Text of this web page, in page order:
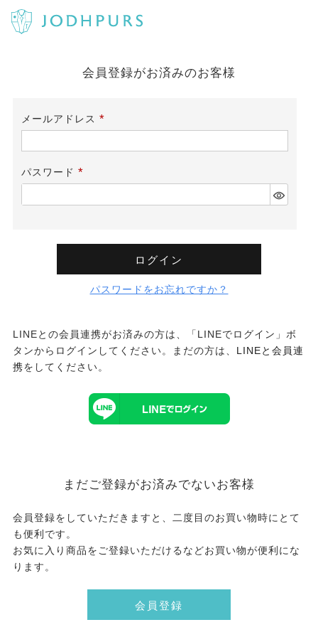
会員登録がお済みのお客様
メールアドレス
須)
パスワード
須)
ログイン
パスワードをお忘れですか？
LINEとの会員連携がお済みの方は、「LINEでログイン」ボ
タンからログインしてください。まだの方は、 LINEと会員連
携をしてください。
まだご登録がお済みでないお客様
会員登録をしていただきますと、二度目のお買い物時にとて
も便利です。
お気に入り商品をご登録いただけるなどお買い物が便利にな
ります。
会員登録